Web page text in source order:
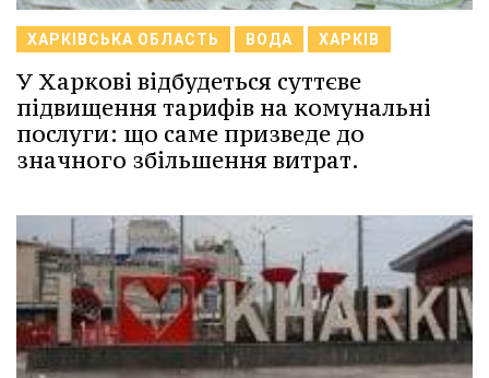
ХАРКІВСЬКА ОБЛАСТЬ ВОДА ХАРКІВ
У Харкові відбудеться суттєве
підвищення тарифів на комунальні
послуги: що саме призведе до
значного збільшення витрат.